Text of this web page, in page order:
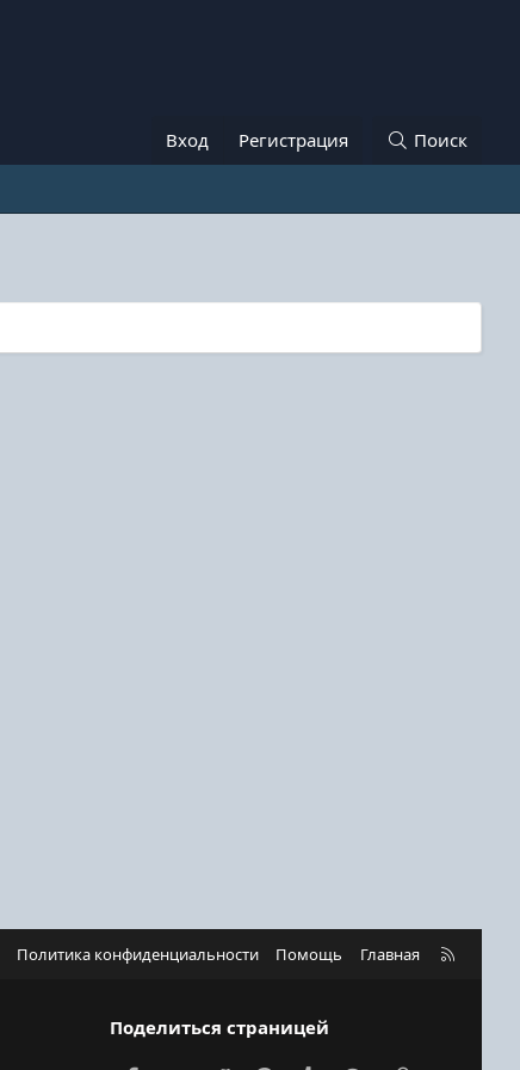
Вход Регистрация Поиск
Политика конфиденциальности Помощь Главная
R
Поделиться страницей